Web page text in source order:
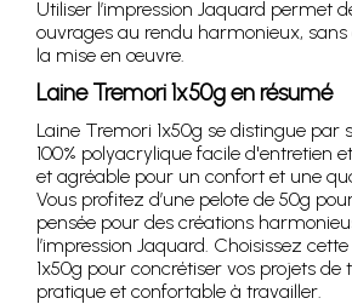
Utiliser l’impression Jaquard permet
ouvrages au rendu harmonieux,
la mise en œuvre.
Laine Tremori 1x50g en résumé
Laine Tremori 1x50g se distingue par
100% polyacrylique facile d'entretien
et agréable pour un confort et une
Vous profitez d’une pelote de 50g
pensée pour des créations
l’impression Jaquard. Choisissez
1x50g pour concrétiser vos projets de
pratique et confortable à travailler.